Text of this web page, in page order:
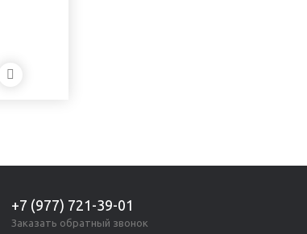
+7 (977) 721-39-01
Заказать обратный звонок